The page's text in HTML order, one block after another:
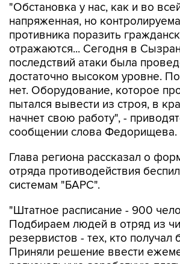
"Обстановка у нас, как и во
напряженная, но
противника поразить
отражаются... Сегодня в
последствий атаки была
достаточно высоком уровне.
нет. Оборудование, которое
пытался вывести из строя, в
начнет свою работу", -
сообщении слова Федорищева.
Глава региона рассказал о
отряда противодействия
системам "БАРС".
"Штатное расписание - 900
Подбираем людей в отряд из
резервистов - тех, кто получал
Приняли решение ввести